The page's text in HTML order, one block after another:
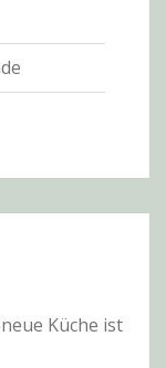
Küche ist